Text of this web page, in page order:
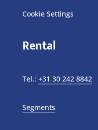
Cookie Settings
Rental
Tel.: +31 30 242 8842
Segments